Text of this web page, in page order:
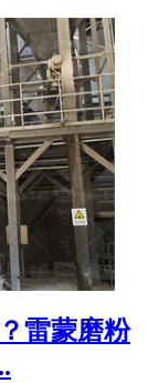
雷蒙磨粉